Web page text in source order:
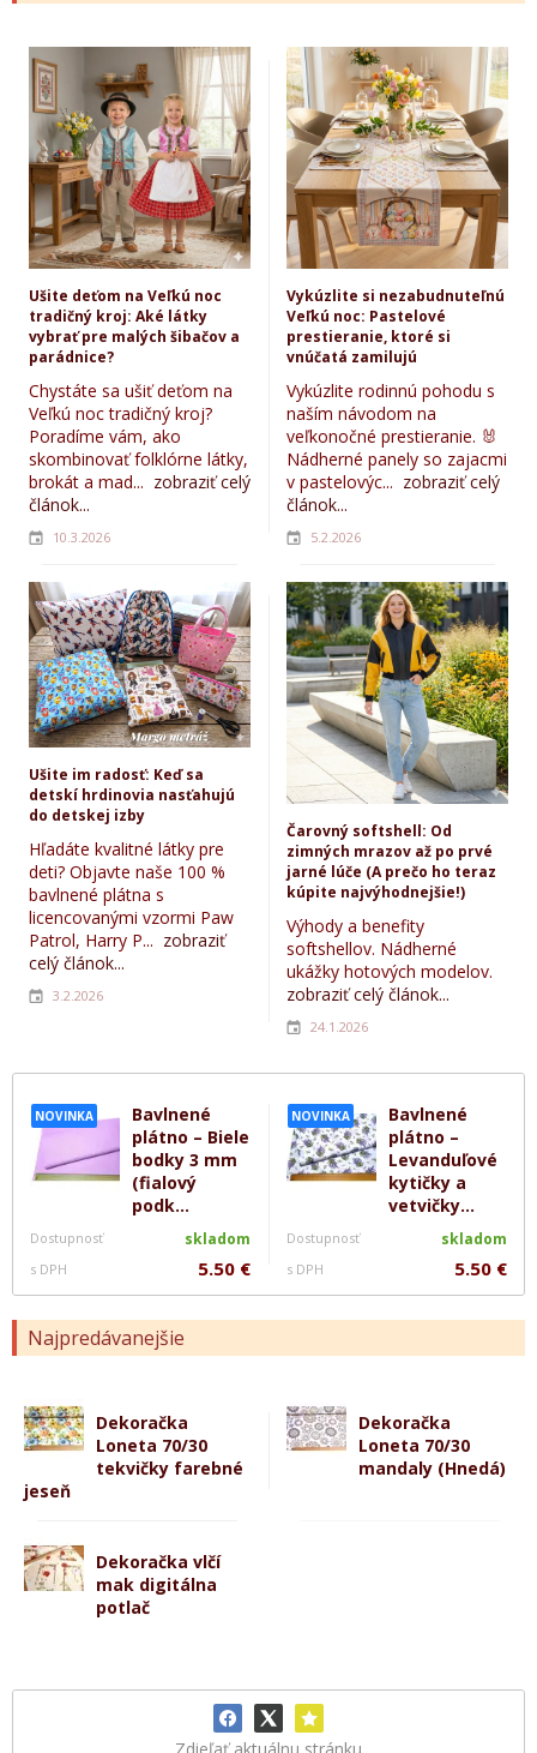
NOVINKA
Bavlnené
plátno – Biele
bodky 3 mm
(fialový
podk...
Dostupnosť skladom
s DPH 5.50 €
NOVINKA
Bavlnené
plátno –
Levanduľové
kytičky a
vetvičky...
Dostupnosť skladom
s DPH 5.50 €
Najpredávanejšie
Dekoračka
Loneta 70/30
tekvičky farebné
jeseň
Dekoračka
Loneta 70/30
mandaly (Hnedá)
Dekoračka vlčí
mak digitálna
potlač
Ušite deťom na Veľkú noc
tradičný kroj: Aké látky
vybrať pre malých šibačov a
parádnice?
Chystáte sa ušiť deťom na
Veľkú noc tradičný kroj?
Poradíme vám, ako
skombinovať folklórne látky,
brokát a mad... zobraziť celý
článok...
10.3.2026
Vykúzlite si nezabudnuteľnú
Veľkú noc: Pastelové
prestieranie, ktoré si
vnúčatá zamilujú
Vykúzlite rodinnú pohodu s
naším návodom na
veľkonočné prestieranie. 🐰
Nádherné panely so zajacmi
v pastelovýc... zobraziť celý
článok...
5.2.2026
Ušite im radosť: Keď sa
detskí hrdinovia nasťahujú
do detskej izby
Hľadáte kvalitné látky pre
deti? Objavte naše 100 %
bavlnené plátna s
licencovanými vzormi Paw
Patrol, Harry P... zobraziť
celý článok...
3.2.2026
Čarovný softshell: Od
zimných mrazov až po prvé
jarné lúče (A prečo ho teraz
kúpite najvýhodnejšie!)
Výhody a benefity
softshellov. Nádherné
ukážky hotových modelov.
zobraziť celý článok...
24.1.2026